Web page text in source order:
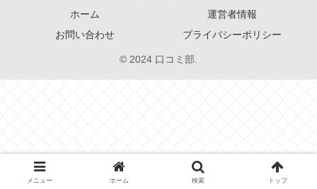
ホーム
運営者情報
お問い合わせ
プライバシーポリシー
© 2024 口コミ部.
メニュー ホーム 検索 トップ